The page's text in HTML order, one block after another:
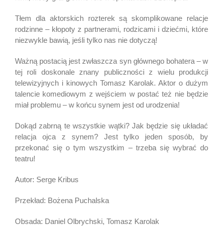
Tłem dla aktorskich rozterek są skomplikowane relacje
rodzinne – kłopoty z partnerami, rodzicami i dziećmi, które
niezwykle bawią, jeśli tylko nas nie dotyczą!
Ważną postacią jest zwłaszcza syn głównego bohatera – w
tej roli doskonale znany publiczności z wielu produkcji
telewizyjnych i kinowych Tomasz Karolak. Aktor o dużym
talencie komediowym z wejściem w postać też nie będzie
miał problemu – w końcu synem jest od urodzenia!
Dokąd zabrną te wszystkie wątki? Jak będzie się układać
relacja ojca z synem? Jest tylko jeden sposób, by
przekonać się o tym wszystkim – trzeba się wybrać do
teatru!
Autor: Serge Kribus
Przekład: Bożena Puchalska
Obsada: Daniel Olbrychski, Tomasz Karolak